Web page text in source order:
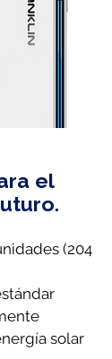
el
(204
solar